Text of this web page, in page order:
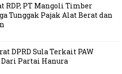
RDP, PT Mangoli Timber
Tunggak Pajak Alat Berat dan
DPRD Sula Terkait PAW
Dari Partai Hanura